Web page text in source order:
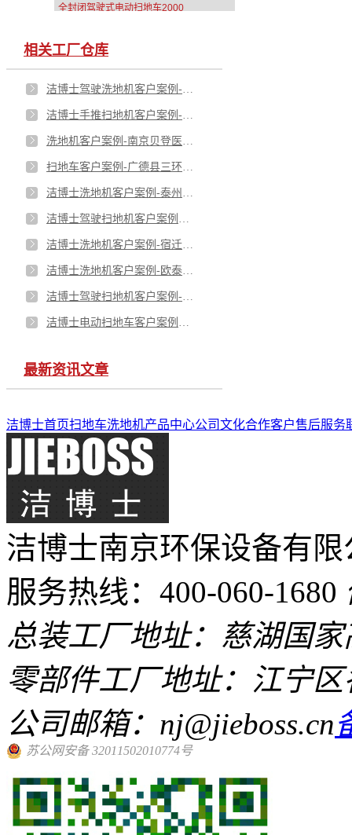
全封闭驾驶式电动扫地车2000
相关工厂仓库
最新资讯文章
洁博士首页扫地车洗地机产品中心公司文化合作客户售后服务
洁博士南京环保设备有限
服务热线：400-060-1680
总装工厂地址：慈湖国
零部件工厂地址：江宁
公司邮箱：nj@jieboss.cn
苏公网安备 32011502010774号